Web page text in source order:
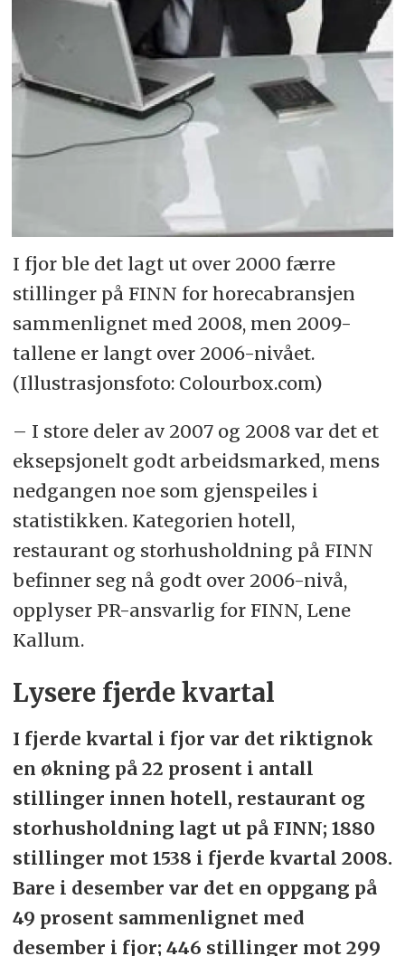
I fjor ble det lagt ut over 2000 færre
stillinger på FINN for horecabransjen
sammenlignet med 2008, men 2009-
tallene er langt over 2006-nivået.
(Illustrasjonsfoto: Colourbox.com)
– I store deler av 2007 og 2008 var det et
eksepsjonelt godt arbeidsmarked, mens
nedgangen noe som gjenspeiles i
statistikken. Kategorien hotell,
restaurant og storhusholdning på FINN
befinner seg nå godt over 2006-nivå,
opplyser PR-ansvarlig for FINN, Lene
Kallum.
Lysere fjerde kvartal
I fjerde kvartal i fjor var det riktignok
en økning på 22 prosent i antall
stillinger innen hotell, restaurant og
storhusholdning lagt ut på FINN; 1880
stillinger mot 1538 i fjerde kvartal 2008.
Bare i desember var det en oppgang på
49 prosent sammenlignet med
desember i fjor; 446 stillinger mot 299